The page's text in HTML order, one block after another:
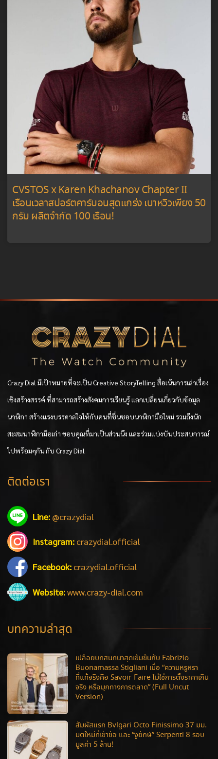
CVSTOS x Karen Khachanov Chapter II
เรือนเวลาสปอร์ตคาร์บอนสุดแกร่ง เบาหวิวเพียง 50
กรัม ผลิตจำกัด 100 เรือน!
Crazy Dial มีเป้าหมายที่จะเป็น Creative StoryTelling สื่อเน้นการเล่าเรื่อง
เชิงสร้างสรรค์ ที่สามารถสร้างสังคมการเรียนรู้ แลกเปลี่ยนเกี่ยวกับข้อมูล
นาฬิกา สร้างแรงบรรดาลใจให้กับคนที่ชื่นชอบนาฬิกามือใหม่ รวมถึงนัก
สะสมนาฬิกามือเก่า ขอบคุณที่มาเป็นส่วนนึง และร่วมแบ่งบันประสบการณ์
ไปพร้อมๆกัน กับ Crazy Dial
ติดต่อเรา
Line: @crazydial
Instagram: crazydial.official
Facebook: crazydial.official
Website:www.crazy-dial.com
บทความล่าสุด
เปลือยบทสนทนาสุดเข้มข้นกับ Fabrizio
Buonamassa Stigliani เมื่อ “ความหรูหรา
ที่แท้จริงคือ Savoir-Faire ไม่ใช่การตั้งราคาเกิน
จริง หรือมุกทางการตลาด” (Full Uncut
Version)
สัมผัสแรก Bvlgari Octo Finissimo 37 มม.
มิติใหม่ที่เข้าข้อ และ “งูยักษ์” Serpenti 8 รอบ
มูลค่า 5 ล้าน!